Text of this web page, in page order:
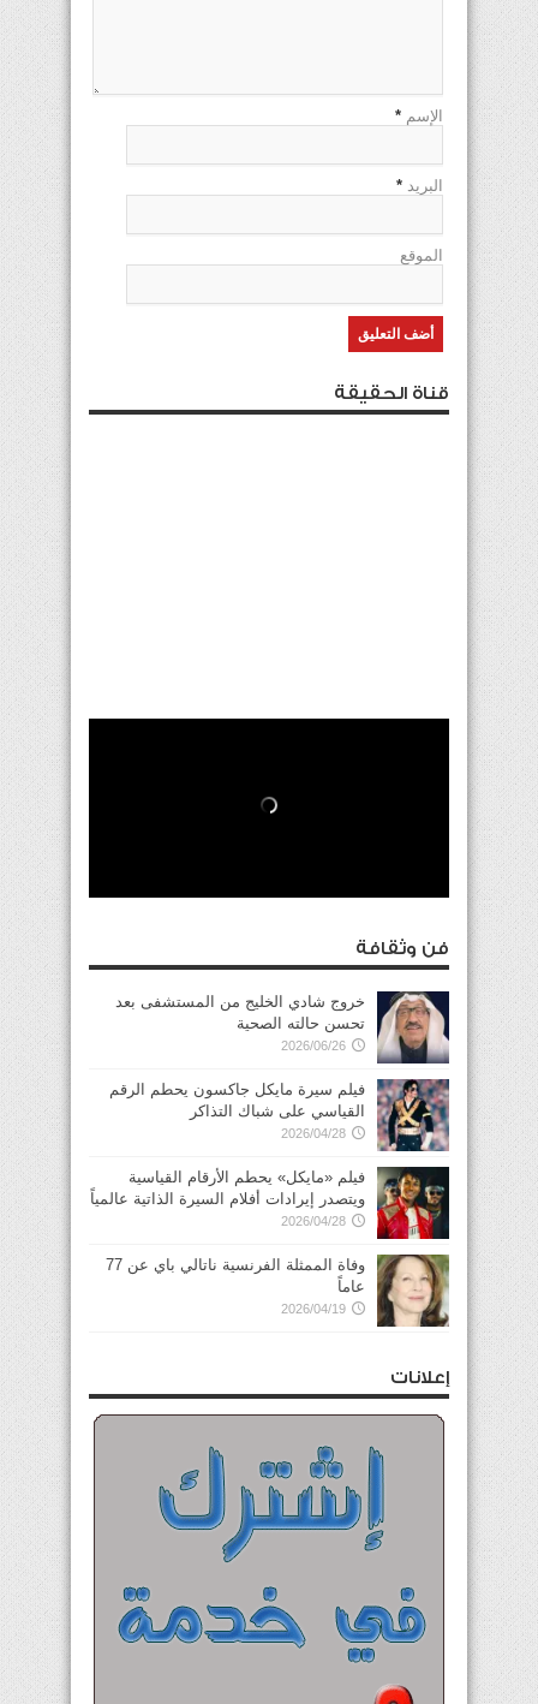
الإسم *
البريد *
الموقع
قناة الحقيقة
فن وثقافة
خروج شادي الخليج من المستشفى بعد
تحسن حالته الصحية
2026/06/26
فيلم سيرة مايكل جاكسون يحطم الرقم
القياسي على شباك التذاكر
2026/04/28
فيلم «مايكل» يحطم الأرقام القياسية
ويتصدر إيرادات أفلام السيرة الذاتية عالمياً
2026/04/28
وفاة الممثلة الفرنسية ناتالي باي عن 77
عاماً
2026/04/19
إعلانات